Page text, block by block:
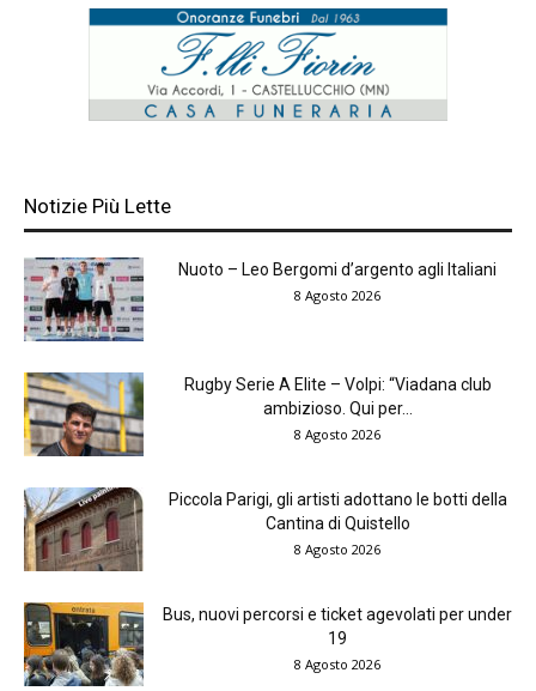
Notizie Più Lette
Nuoto – Leo Bergomi d’argento agli Italiani
8 Agosto 2026
Rugby Serie A Elite – Volpi: “Viadana club
ambizioso. Qui per...
8 Agosto 2026
Piccola Parigi, gli artisti adottano le botti della
Cantina di Quistello
8 Agosto 2026
Bus, nuovi percorsi e ticket agevolati per under
19
8 Agosto 2026